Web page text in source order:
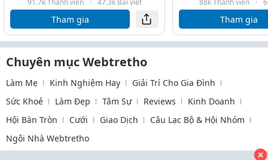
91.7k Thành viên · 47.3k Bài viết
Tham gia
88k Thành viên ·
Tham gia
Chuyên mục Webtretho
Làm Mẹ Kinh Nghiệm Hay
Giải Trí Cho Gia Đình
Sức Khoẻ
Làm Đẹp Tâm Sự Reviews
Kinh Doanh
Hội Bàn Tròn
Cưới Giao Dịch
Câu Lạc Bộ & Hội Nhóm
Ngôi Nhà Webtretho